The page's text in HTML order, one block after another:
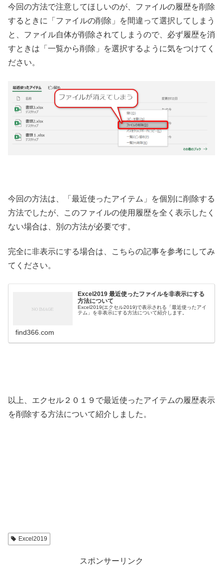
今回の方法で注意してほしいのが、ファイルの履歴を削除
するときに「ファイルの削除」を間違って選択してしまう
と、ファイル自体が削除されてしまうので、必ず履歴を消
すときは「一覧から削除」を選択するように気をつけてく
ださい。
今回の方法は、「最近使ったアイテム」を個別に削除する
方法でしたが、このファイルの使用履歴を全く表示したく
ない場合は、別の方法が必要です。
完全に非表示にする場合は、こちらの記事を参考にしてみ
てください。
Excel2019 最近使ったファイルを非表示にする
方法について
Excel2019(エクセル2019)で表示される「最近使ったアイ
テム」を非表示にする方法について紹介します。
find366.com
以上、エクセル２０１９で最近使ったアイテムの履歴表示
を削除する方法について紹介しました。
Excel2019
スポンサーリンク